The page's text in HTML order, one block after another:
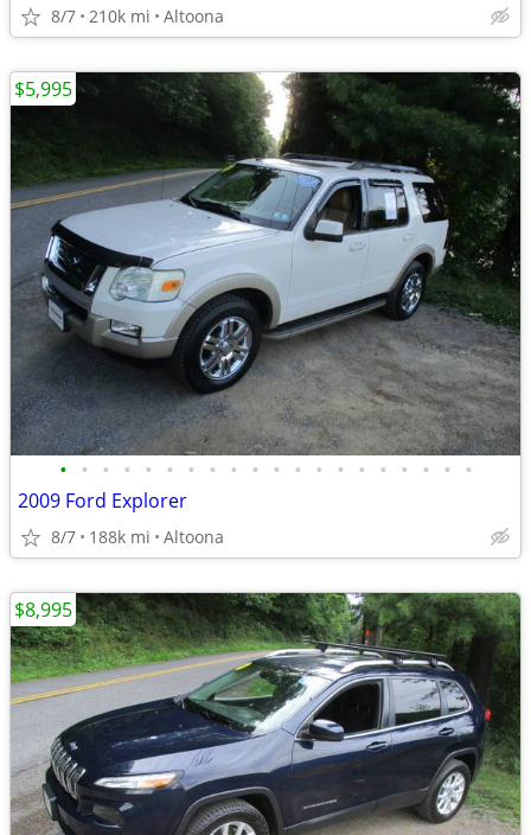
8/7 210k mi Altoona
• • • • • • • • • • • • • • • • • • • •
2009 Ford Explorer
8/7 188k mi Altoona
$5,995
$8,995